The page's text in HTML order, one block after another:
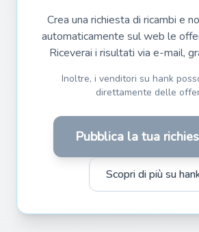
Crea una richiesta di ricambi e
automaticamente sul web le
Riceverai i risultati via e-mail,
Inoltre, i venditori su hank
direttamente delle
Pubblica la tua
Scopri di più su